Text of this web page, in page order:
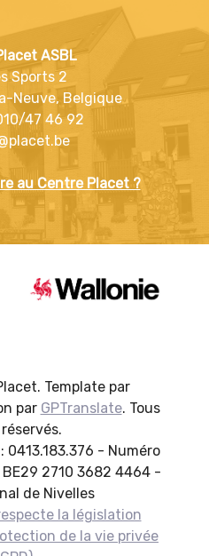
ASBL
Sports 2
Neuve, Belgique
47 46 92
au Centre Placet ?
Template par
par GPTranslate. Tous
0413.183.376 - Numéro
2710 3682 4464 -
de Nivelles
la législation
de la vie privée